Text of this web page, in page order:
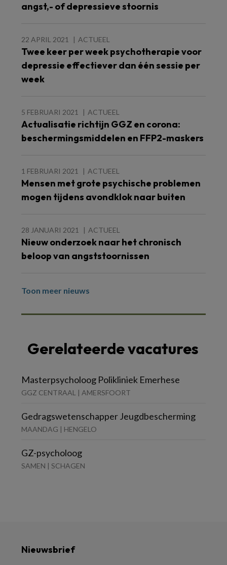
angst,- of depressieve stoornis
22 APRIL 2021 ACTUEEL
Twee keer per week psychotherapie voor
depressie effectiever dan één sessie per
week
5 FEBRUARI 2021 ACTUEEL
Actualisatie richtijn GGZ en corona:
beschermingsmiddelen en FFP2-maskers
1 FEBRUARI 2021 ACTUEEL
Mensen met grote psychische problemen
mogen tijdens avondklok naar buiten
28 JANUARI 2021 ACTUEEL
Nieuw onderzoek naar het chronisch
beloop van angststoornissen
Toon meer nieuws
Gerelateerde vacatures
Masterpsycholoog Polikliniek Emerhese
GGZ CENTRAAL | AMERSFOORT
Gedragswetenschapper Jeugdbescherming
MAANDAG | HENGELO
GZ-psycholoog
SAMEN | SCHAGEN
Nieuwsbrief